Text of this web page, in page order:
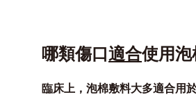
哪類傷口適合使用
臨床上，泡棉敷料大多適合用